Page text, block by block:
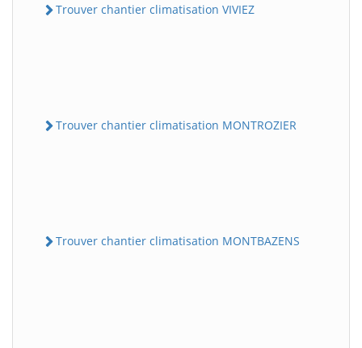
Trouver chantier climatisation VIVIEZ
Trouver chantier climatisation MONTROZIER
Trouver chantier climatisation MONTBAZENS